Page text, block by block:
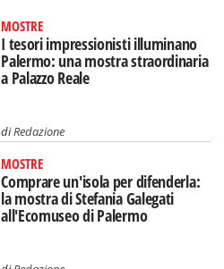
MOSTRE
I tesori impressionisti illuminano
Palermo: una mostra straordinaria
a Palazzo Reale
diRedazione
MOSTRE
Comprare un'isola per difenderla:
la mostra di Stefania Galegati
all'Ecomuseo di Palermo